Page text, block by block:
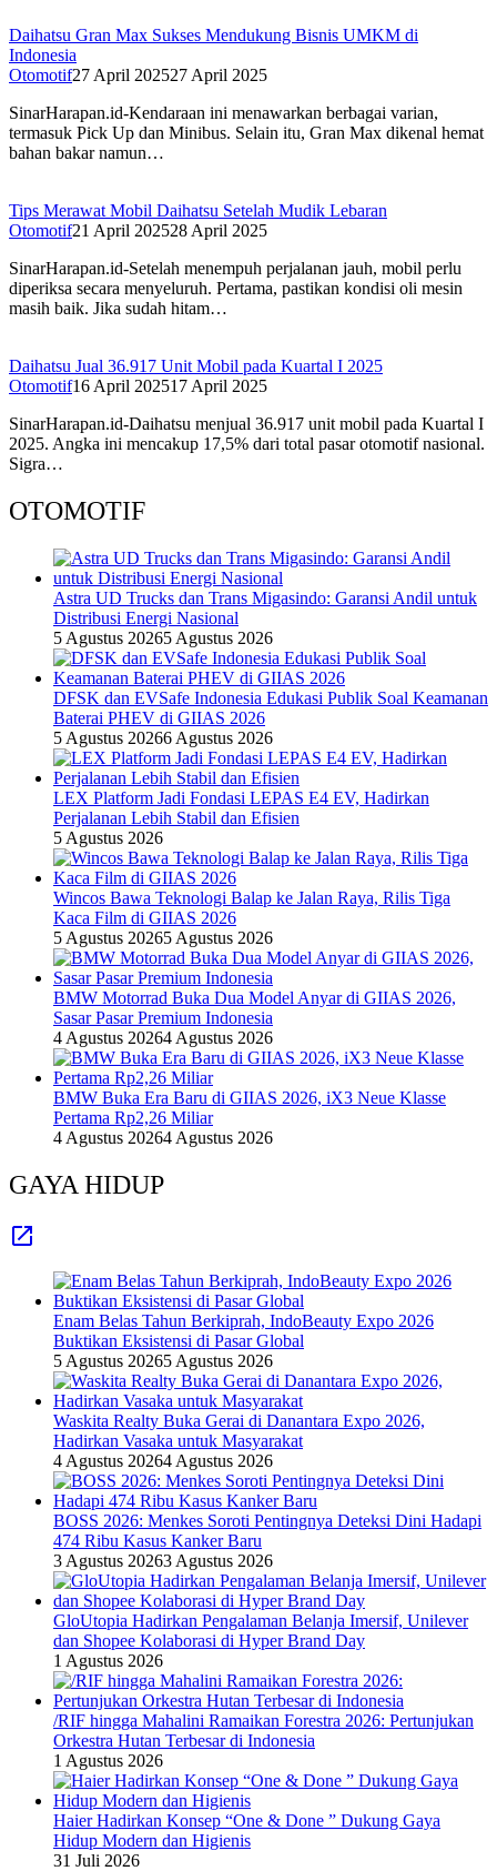
Daihatsu Gran Max Sukses Mendukung Bisnis UMKM di
Indonesia
Otomotif27 April 202527 April 2025
SinarHarapan.id-Kendaraan ini menawarkan berbagai varian,
termasuk Pick Up dan Minibus. Selain itu, Gran Max dikenal hemat
bahan bakar namun…
Tips Merawat Mobil Daihatsu Setelah Mudik Lebaran
Otomotif21 April 202528 April 2025
SinarHarapan.id-Setelah menempuh perjalanan jauh, mobil perlu
diperiksa secara menyeluruh. Pertama, pastikan kondisi oli mesin
masih baik. Jika sudah hitam…
Daihatsu Jual 36.917 Unit Mobil pada Kuartal I 2025
Otomotif16 April 202517 April 2025
SinarHarapan.id-Daihatsu menjual 36.917 unit mobil pada Kuartal I
2025. Angka ini mencakup 17,5% dari total pasar otomotif nasional.
Sigra…
OTOMOTIF
Astra UD Trucks dan Trans Migasindo: Garansi Andil untuk
Distribusi Energi Nasional
5 Agustus 20265 Agustus 2026
DFSK dan EVSafe Indonesia Edukasi Publik Soal Keamanan
Baterai PHEV di GIIAS 2026
5 Agustus 20266 Agustus 2026
LEX Platform Jadi Fondasi LEPAS E4 EV, Hadirkan
Perjalanan Lebih Stabil dan Efisien
5 Agustus 2026
Wincos Bawa Teknologi Balap ke Jalan Raya, Rilis Tiga
Kaca Film di GIIAS 2026
5 Agustus 20265 Agustus 2026
BMW Motorrad Buka Dua Model Anyar di GIIAS 2026,
Sasar Pasar Premium Indonesia
4 Agustus 20264 Agustus 2026
BMW Buka Era Baru di GIIAS 2026, iX3 Neue Klasse
Pertama Rp2,26 Miliar
4 Agustus 20264 Agustus 2026
GAYA HIDUP
Enam Belas Tahun Berkiprah, IndoBeauty Expo 2026
Buktikan Eksistensi di Pasar Global
5 Agustus 20265 Agustus 2026
Waskita Realty Buka Gerai di Danantara Expo 2026,
Hadirkan Vasaka untuk Masyarakat
4 Agustus 20264 Agustus 2026
BOSS 2026: Menkes Soroti Pentingnya Deteksi Dini Hadapi
474 Ribu Kasus Kanker Baru
3 Agustus 20263 Agustus 2026
GloUtopia Hadirkan Pengalaman Belanja Imersif, Unilever
dan Shopee Kolaborasi di Hyper Brand Day
1 Agustus 2026
/RIF hingga Mahalini Ramaikan Forestra 2026: Pertunjukan
Orkestra Hutan Terbesar di Indonesia
1 Agustus 2026
Haier Hadirkan Konsep “One & Done ” Dukung Gaya
Hidup Modern dan Higienis
31 Juli 2026